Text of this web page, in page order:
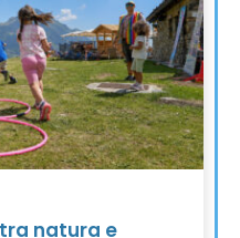
natura e